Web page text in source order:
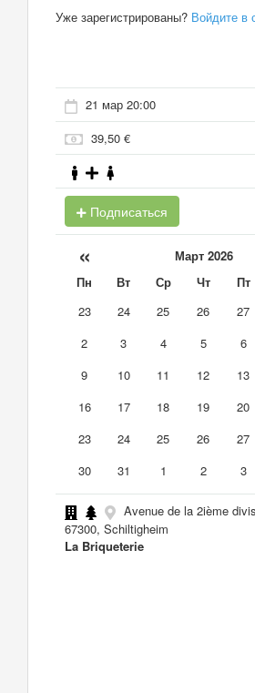
Уже зарегистрированы? Войдите в
21 мар 20:00
39,50 €
Подписаться
« Март 2026
Пн Вт Ср Чт Пт
23
24 25 26 27
2
3 4 5 6
9
10 11 12 13
16
17 18 19 20
23
24 25 26 27
30
31 1 2 3
Avenue de la 2ième
67300, Schiltigheim
La Briqueterie